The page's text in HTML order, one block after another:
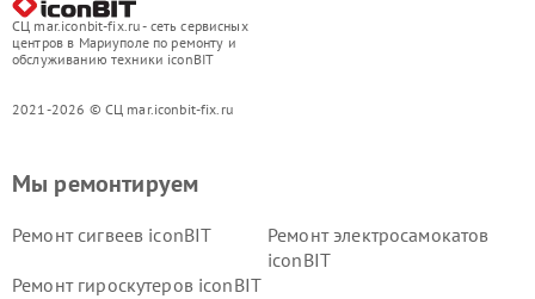
СЦ mar.iconbit-fix.ru - сеть сервисных
центров в Мариуполе по ремонту и
обслуживанию техники iconBIT
2021-2026 © СЦ mar.iconbit-fix.ru
Мы ремонтируем
Ремонт сигвеев iconBIT
Ремонт электросамокатов
iconBIT
Ремонт гироскутеров iconBIT